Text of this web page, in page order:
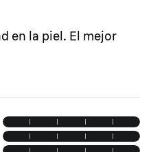
en la piel. El mejor